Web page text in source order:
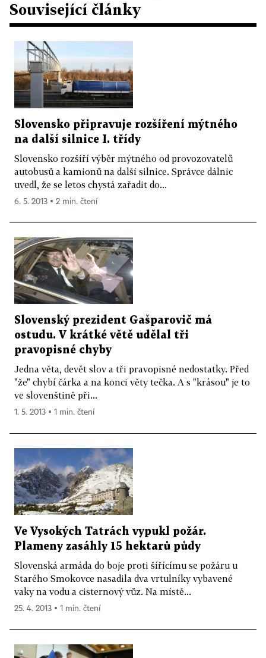
Související články
Slovensko připravuje rozšíření mýtného
na další silnice I. třídy
Slovensko rozšíří výběr mýtného od provozovatelů
autobusů a kamionů na další silnice. Správce dálnic
uvedl, že se letos chystá zařadit do...
6. 5. 2013 ▪ 2 min. čtení
Slovenský prezident Gašparovič má
ostudu. V krátké větě udělal tři
pravopisné chyby
Jedna věta, devět slov a tři pravopisné nedostatky. Před
"že" chybí čárka a na konci věty tečka. A s "krásou" je to
ve slovenštině při...
1. 5. 2013 ▪ 1 min. čtení
Ve Vysokých Tatrách vypukl požár.
Plameny zasáhly 15 hektarů půdy
Slovenská armáda do boje proti šířícímu se požáru u
Starého Smokovce nasadila dva vrtulníky vybavené
vaky na vodu a cisternový vůz. Na místě...
25. 4. 2013 ▪ 1 min. čtení